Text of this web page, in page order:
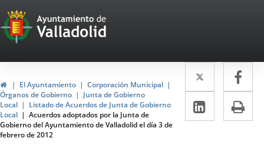
Portal
Web
del
Ayuntamiento
de
Valladolid
HomeEl Ayuntamiento
Corporación Municipal
Órganos de Gobierno
Junta de Gobierno
Local
Listado de Acuerdos de Junta de Gobierno
Local
Acuerdos adoptados por la Junta de
Gobierno del Ayuntamiento de Valladolid el día 3 de
febrero de 2012
Twitter
Enlace
a
una
a
Linkedin
Enlace
a